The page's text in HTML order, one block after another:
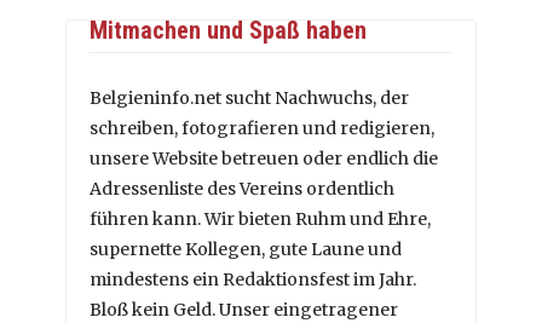
Mitmachen und Spaß haben
Belgieninfo.net sucht Nachwuchs, der
schreiben, fotografieren und redigieren,
unsere Website betreuen oder endlich die
Adressenliste des Vereins ordentlich
führen kann. Wir bieten Ruhm und Ehre,
supernette Kollegen, gute Laune und
mindestens ein Redaktionsfest im Jahr.
Bloß kein Geld. Unser eingetragener